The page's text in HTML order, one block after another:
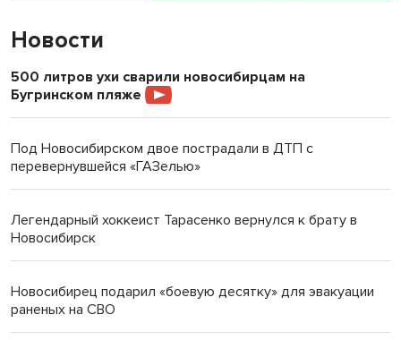
Новости
500 литров ухи сварили новосибирцам на
Бугринском пляже
Под Новосибирском двое пострадали в ДТП с
перевернувшейся «ГАЗелью»
Легендарный хоккеист Тарасенко вернулся к брату в
Новосибирск
Новосибирец подарил «боевую десятку» для эвакуации
раненых на СВО